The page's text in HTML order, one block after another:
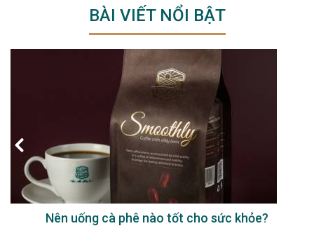
BÀI VIẾT NỔI BẬT
Nên uống cà phê nào tốt cho sức khỏe?